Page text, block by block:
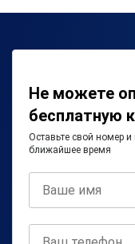
Не можете
бесплатную
Оставьте свой номер
ближайшее время